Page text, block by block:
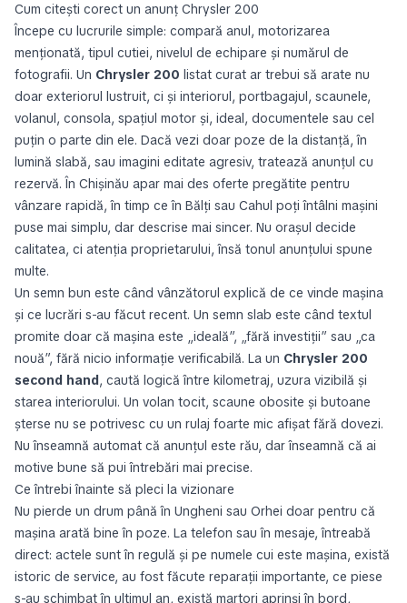
Cum citești corect un anunț Chrysler 200
Începe cu lucrurile simple: compară anul, motorizarea
menționată, tipul cutiei, nivelul de echipare și numărul de
fotografii. Un Chrysler 200 listat curat ar trebui să arate nu
doar exteriorul lustruit, ci și interiorul, portbagajul, scaunele,
volanul, consola, spațiul motor și, ideal, documentele sau cel
puțin o parte din ele. Dacă vezi doar poze de la distanță, în
lumină slabă, sau imagini editate agresiv, tratează anunțul cu
rezervă. În Chișinău apar mai des oferte pregătite pentru
vânzare rapidă, în timp ce în Bălți sau Cahul poți întâlni mașini
puse mai simplu, dar descrise mai sincer. Nu orașul decide
calitatea, ci atenția proprietarului, însă tonul anunțului spune
multe.
Un semn bun este când vânzătorul explică de ce vinde mașina
și ce lucrări s-au făcut recent. Un semn slab este când textul
promite doar că mașina este „ideală”, „fără investiții” sau „ca
nouă”, fără nicio informație verificabilă. La un Chrysler 200
second hand, caută logică între kilometraj, uzura vizibilă și
starea interiorului. Un volan tocit, scaune obosite și butoane
șterse nu se potrivesc cu un rulaj foarte mic afișat fără dovezi.
Nu înseamnă automat că anunțul este rău, dar înseamnă că ai
motive bune să pui întrebări mai precise.
Ce întrebi înainte să pleci la vizionare
Nu pierde un drum până în Ungheni sau Orhei doar pentru că
mașina arată bine în poze. La telefon sau în mesaje, întreabă
direct: actele sunt în regulă și pe numele cui este mașina, există
istoric de service, au fost făcute reparații importante, ce piese
s-au schimbat în ultimul an, există martori aprinși în bord,